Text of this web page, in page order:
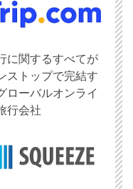
に関するすべてが
ストップで完結す
ローバルオンライ
行会社